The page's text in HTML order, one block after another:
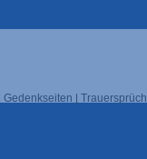
Gedenkseiten